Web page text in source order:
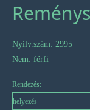
Nyilv.szám: 2995
Nem: férfi
Rendezés: